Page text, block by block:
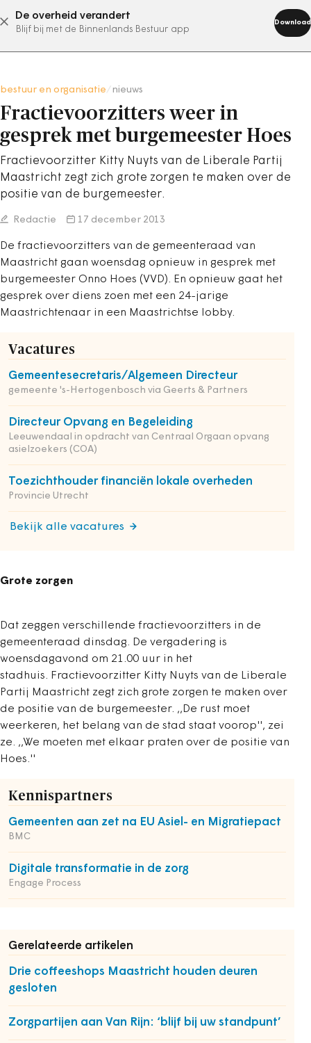
De overheid verandert
Blijf bij met de Binnenlands Bestuur app
Download
abonneer nu
bestuur en organisatie nieuws
Fractievoorzitters weer in
gesprek met burgemeester Hoes
Fractievoorzitter Kitty Nuyts van de Liberale Partij
Maastricht zegt zich grote zorgen te maken over de
positie van de burgemeester.
Redactie 17 december 2013
De fractievoorzitters van de gemeenteraad van
Maastricht gaan woensdag opnieuw in gesprek met
burgemeester Onno Hoes (VVD). En opnieuw gaat het
gesprek over diens zoen met een 24-jarige
Maastrichtenaar in een Maastrichtse lobby.
Vacatures
Gemeentesecretaris/Algemeen Directeur
gemeente 's-Hertogenbosch via Geerts & Partners
Directeur Opvang en Begeleiding
Leeuwendaal in opdracht van Centraal Orgaan opvang
asielzoekers (COA)
Toezichthouder financiën lokale overheden
Provincie Utrecht
Bekijk alle vacatures
Grote zorgen
Dat zeggen verschillende fractievoorzitters in de
gemeenteraad dinsdag. De vergadering is
woensdagavond om 21.00 uur in het
stadhuis. Fractievoorzitter Kitty Nuyts van de Liberale
Partij Maastricht zegt zich grote zorgen te maken over
de positie van de burgemeester. ,,De rust moet
weerkeren, het belang van de stad staat voorop'', zei
ze. ,,We moeten met elkaar praten over de positie van
Hoes.''
Kennispartners
Gemeenten aan zet na EU Asiel- en Migratiepact
BMC
Digitale transformatie in de zorg
Engage Process
Gerelateerde artikelen
Drie coffeeshops Maastricht houden deuren
gesloten
Zorgpartijen aan Van Rijn: ‘blijf bij uw standpunt’